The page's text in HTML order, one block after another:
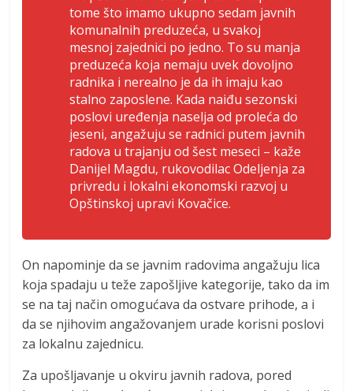
tome što imamo ukupno sedam javnih
komunalnih preduzeća, u svakoj
mesnoj zajednici po jedno. To su manja
preduzeća koja nemaju uvek dovoljno
radnika i nerealno je da ih imaju kao
stalno zaposlene. Kada naiđu sezonski
poslovi uređenja naselja od proleća do
jeseni, angažuju se radnici putem javnih
radova u trajanju od šest meseci – kaže
Danijel Magdu, rukovodilac Odeljenja za
privredu i lokalni ekonomski razvoj u
Opštinskoj upravi Kovačice.
On napominje da se javnim radovima angažuju lica
koja spadaju u teže zapošljive kategorije, tako da im
se na taj način omogućava da ostvare prihode, a i
da se njihovim angažovanjem urade korisni poslovi
za lokalnu zajednicu.
Za upošljavanje u okviru javnih radova, pored